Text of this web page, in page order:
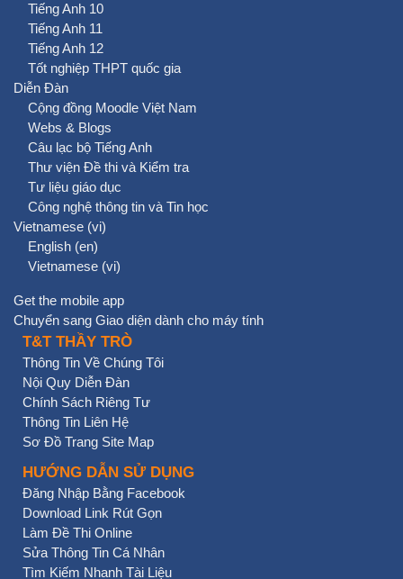
Tiếng Anh 10
Tiếng Anh 11
Tiếng Anh 12
Tốt nghiệp THPT quốc gia
Diễn Đàn
Cộng đồng Moodle Việt Nam
Webs & Blogs
Câu lạc bộ Tiếng Anh
Thư viện Đề thi và Kiểm tra
Tư liệu giáo dục
Công nghệ thông tin và Tin học
Vietnamese ‎(vi)‎
English ‎(en)‎
Vietnamese ‎(vi)‎
Get the mobile app
Chuyển sang Giao diện dành cho máy tính
T&T THẦY TRÒ
Thông Tin Về Chúng Tôi
Nội Quy Diễn Đàn
Chính Sách Riêng Tư
Thông Tin Liên Hệ
Sơ Đồ Trang Site Map
HƯỚNG DẪN SỬ DỤNG
Đăng Nhập Bằng Facebook
Download Link Rút Gọn
Làm Đề Thi Online
Sửa Thông Tin Cá Nhân
Tìm Kiếm Nhanh Tài Liệu